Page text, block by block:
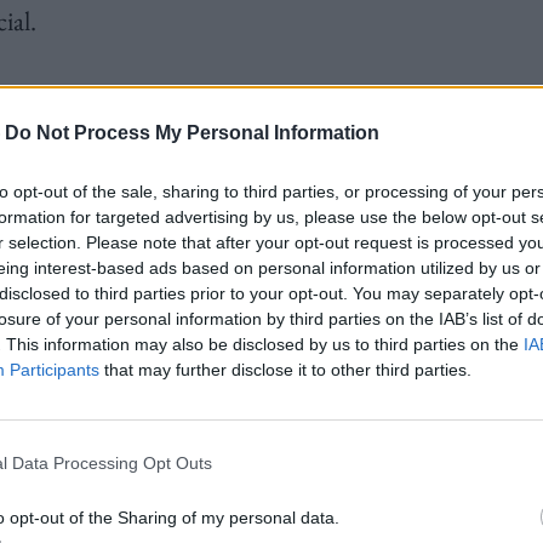
Do Not Process My Personal Information
opt-out of the sale, sharing to third parties, or processing of your
for targeted advertising by us, please use the below opt-out
selection. Please note that after your opt-out request is processed
interest-based ads based on personal information utilized by us
to third parties prior to your opt-out. You may separately
of your personal information by third parties on the IAB’s list of
This information may also be disclosed by us to third parties on the
Participants that may further disclose it to other third parties.
Data Processing Opt Outs
opt-out of the Sharing of my personal data.
Point USA, σας ενημερώνουμε ότι νωρίς
του με τον Ιησού Χριστό στον
της οργάνωσης την οποία ίδρυσε ο Κερκ.
συντηρητισμό που έχει καταλάβει το
2012 ίδρυσε την οργάνωσή
τολμώντας να εισέλθει σε
Ρεπουμπλικανικού Κόμματος δίσταζαν να